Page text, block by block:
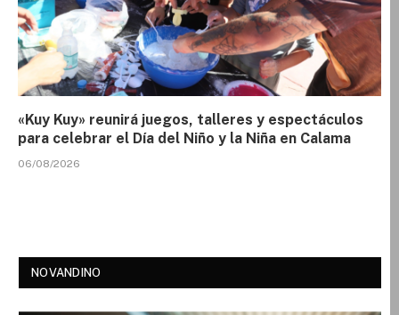
«Kuy Kuy» reunirá juegos, talleres y espectáculos
para celebrar el Día del Niño y la Niña en Calama
06/08/2026
NOVANDINO